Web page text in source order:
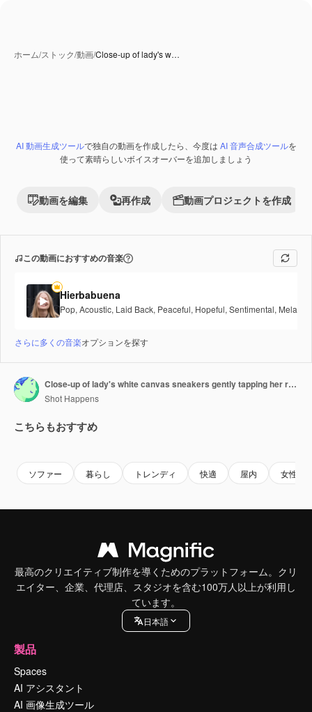
ホーム/ストック/動画/Close-up of lady's w…
Premium
AI 動画生成ツールで独自の動画を作成したら、今度は AI 音声合成ツールを
使って素晴らしいボイスオーバーを追加しましょう
動画を編集 再作成 動画プロジェクトを作成
この動画におすすめの音楽
Hierbabuena
Pop, Acoustic, Laid Back, Peaceful, Hopeful, Sentimental,
さらに多くの音楽オプションを探す
Close-up of lady's white canvas sneakers gently tapping her right foot on the floor while seated on a couch wearing blue jeans in a comfortable indoor setting
Shot Happens
こちらもおすすめ
ソファー 暮らし トレンディ 快適 屋内 女性
最高のクリエイティブ制作を導くためのプラットフォーム。クリ
エイター、企業、代理店、スタジオを含む100万人以上が利用し
ています。
日本語
製品
Spaces
AI アシスタント
AI 画像生成ツール